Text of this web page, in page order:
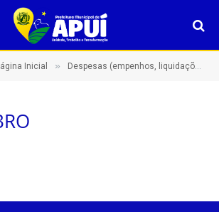
Inicial » Despesas (empenhos, liquidações e pagamentos)